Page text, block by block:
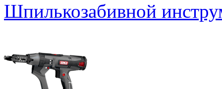
Шпилькозабивной